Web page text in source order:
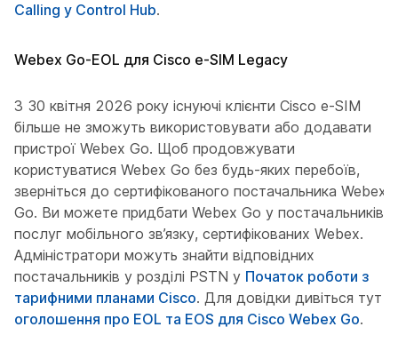
Calling у Control Hub.
Webex Go-EOL для Cisco e-SIM Legacy
З 30 квітня 2026 року існуючі клієнти Cisco e-SIM
більше не зможуть використовувати або додавати
пристрої Webex Go. Щоб продовжувати
користуватися Webex Go без будь-яких перебоїв,
зверніться до сертифікованого постачальника Webex
Go. Ви можете придбати Webex Go у постачальників
послуг мобільного зв’язку, сертифікованих Webex.
Адміністратори можуть знайти відповідних
постачальників у розділі PSTN у Початок роботи з
тарифними планами Cisco. Для довідки дивіться тут
оголошення про EOL та EOS для Cisco Webex Go.